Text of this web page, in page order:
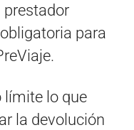
prestador
para
límite lo que
la devolución